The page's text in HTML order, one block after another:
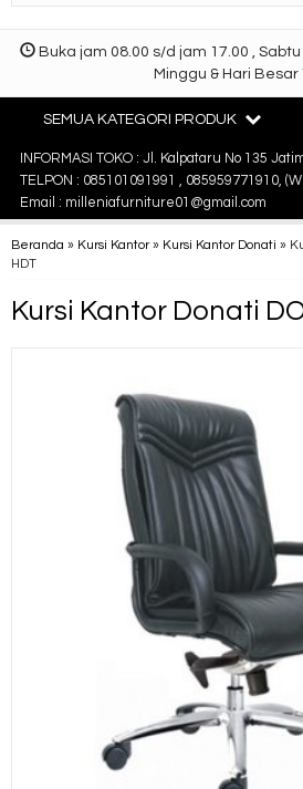
Buka jam 08.00 s/d jam 17.00 , Sabtu
Minggu & Hari Besar
SEMUA KATEGORI PRODUK
INFORMASI TOKO : Jl. Kalpataru No 135
TELPON : 085101091991 , 085959771910,
Email : milleniafurniture01@gmail.com
Beranda » Kursi Kantor» Kursi Kantor Donati »
HDT
Kursi Kantor Donati